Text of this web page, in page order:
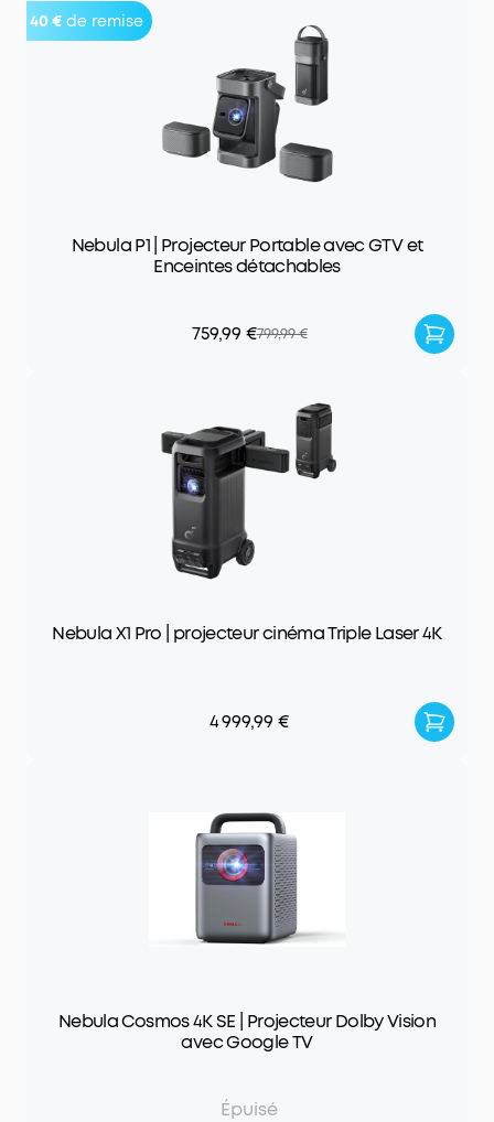
40 € de remise
Nebula P1 | Projecteur Portable avec GTV et
Enceintes détachables
759,99 €799,99 €
Nebula X1 Pro | projecteur cinéma Triple Laser 4K
4 999,99 €
Nebula Cosmos 4K SE | Projecteur Dolby Vision
avec Google TV
Épuisé